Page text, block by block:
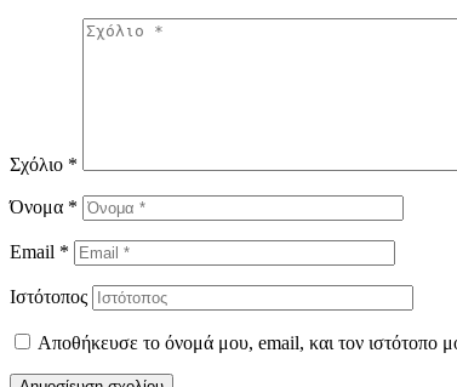
Σχόλιο *
Όνομα *
Email *
Ιστότοπος
Αποθήκευσε το όνομά μου, email, και τον ιστότοπο